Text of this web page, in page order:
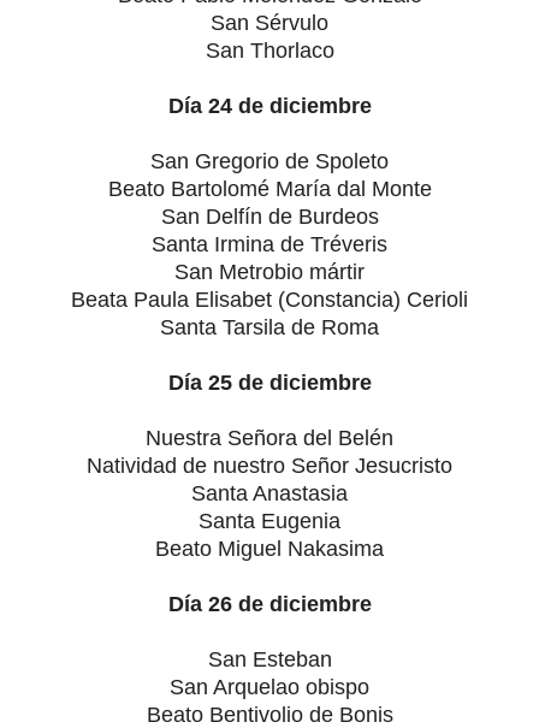
San Sérvulo
San Thorlaco
Día 24 de diciembre
San Gregorio de Spoleto
Beato Bartolomé María dal Monte
San Delfín de Burdeos
Santa Irmina de Tréveris
San Metrobio mártir
Beata Paula Elisabet (Constancia) Cerioli
Santa Tarsila de Roma
Día 25 de diciembre
Nuestra Señora del Belén
Natividad de nuestro Señor Jesucristo
Santa Anastasia
Santa Eugenia
Beato Miguel Nakasima
Día 26 de diciembre
San Esteban
San Arquelao obispo
Beato Bentivolio de Bonis